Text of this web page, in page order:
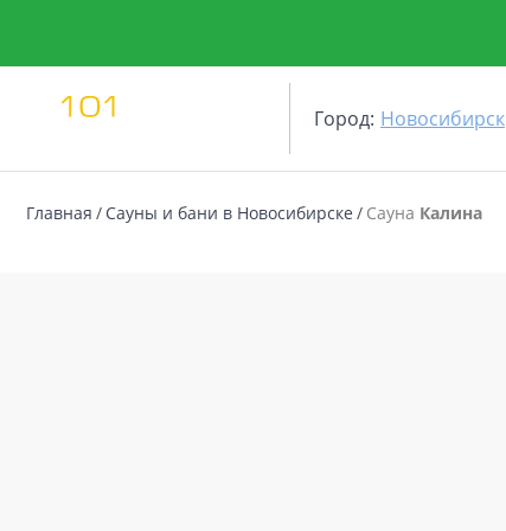
Город: Новосибирск
Главная Сауны и бани в Новосибирске Сауна Калина